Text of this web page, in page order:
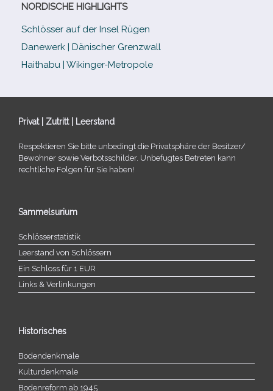
NORDISCHE HIGHLIGHTS
Schlösser auf der Insel Rügen
Danewerk | Dänischer Grenzwall
Haithabu | Wikinger-Metropole
Privat | Zutritt | Leerstand
Respektieren Sie bitte unbe­dingt die Privatsphäre der Besitzer/​
Bewohner sowie Verbotsschilder. Unbefugtes Betreten kann
recht­li­che Folgen für Sie haben!
Sammelsurium
Schlösserstatistik
Leerstand von Schlössern
Ein Schloss für 1 EUR
Links & Verlinkungen
Historisches
Bodendenkmale
Kulturdenkmale
Bodenreform ab 1945